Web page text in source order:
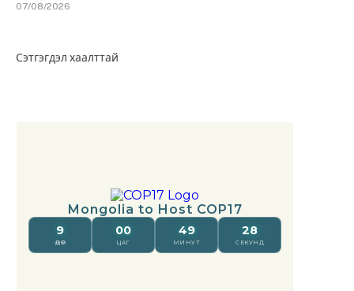
07/08/2026
Сэтгэгдэл хаалттай